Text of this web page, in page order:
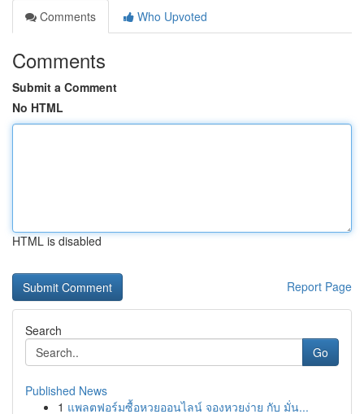
Comments
Who Upvoted
Comments
Submit a Comment
No HTML
HTML is disabled
Report Page
Search
Go
Published News
1 แพลตฟอร์มซื้อหวยออนไลน์ จองหวยง่าย กับ มั่น...